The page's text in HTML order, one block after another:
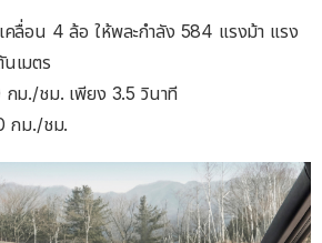
คลื่อน 4 ล้อ ให้พละกำลัง 584 แรงม้า แรง
เมตร
กม./ชม. เพียง 3.5 วินาที
กม./ชม.